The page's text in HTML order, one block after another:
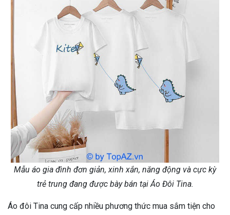
Mẫu áo gia đình đơn giản, xinh xắn, năng động và cực kỳ
trẻ trung đang được bày bán tại Áo Đôi Tina.
Áo đôi Tina cung cấp nhiều phương thức mua sắm tiện cho